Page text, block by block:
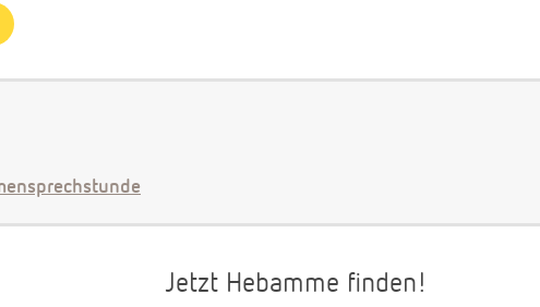
Jetzt Hebamme finden!